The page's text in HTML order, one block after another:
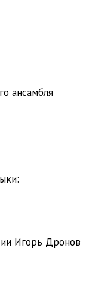
ансамбля
Игорь Дронов